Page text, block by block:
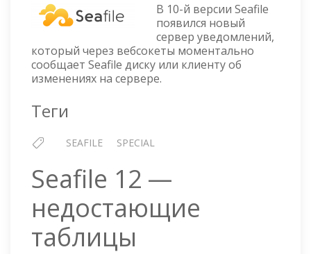
—
СЕРВЕР
УВЕДОМЛЕНИЙ
В 10-й версии Seafile
появился новый
сервер уведомлений,
который через вебсокеты моментально
сообщает Seafile диску или клиенту об
изменениях на сервере.
Теги
SEAFILE SPECIAL
Seafile 12 —
недостающие
таблицы